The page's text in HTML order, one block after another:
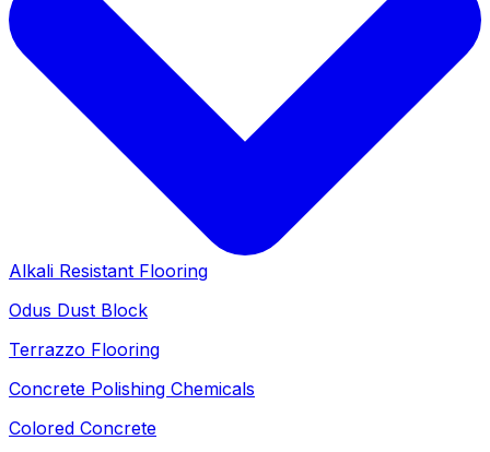
Alkali Resistant Flooring
Odus Dust Block
Terrazzo Flooring
Concrete Polishing Chemicals
Colored Concrete